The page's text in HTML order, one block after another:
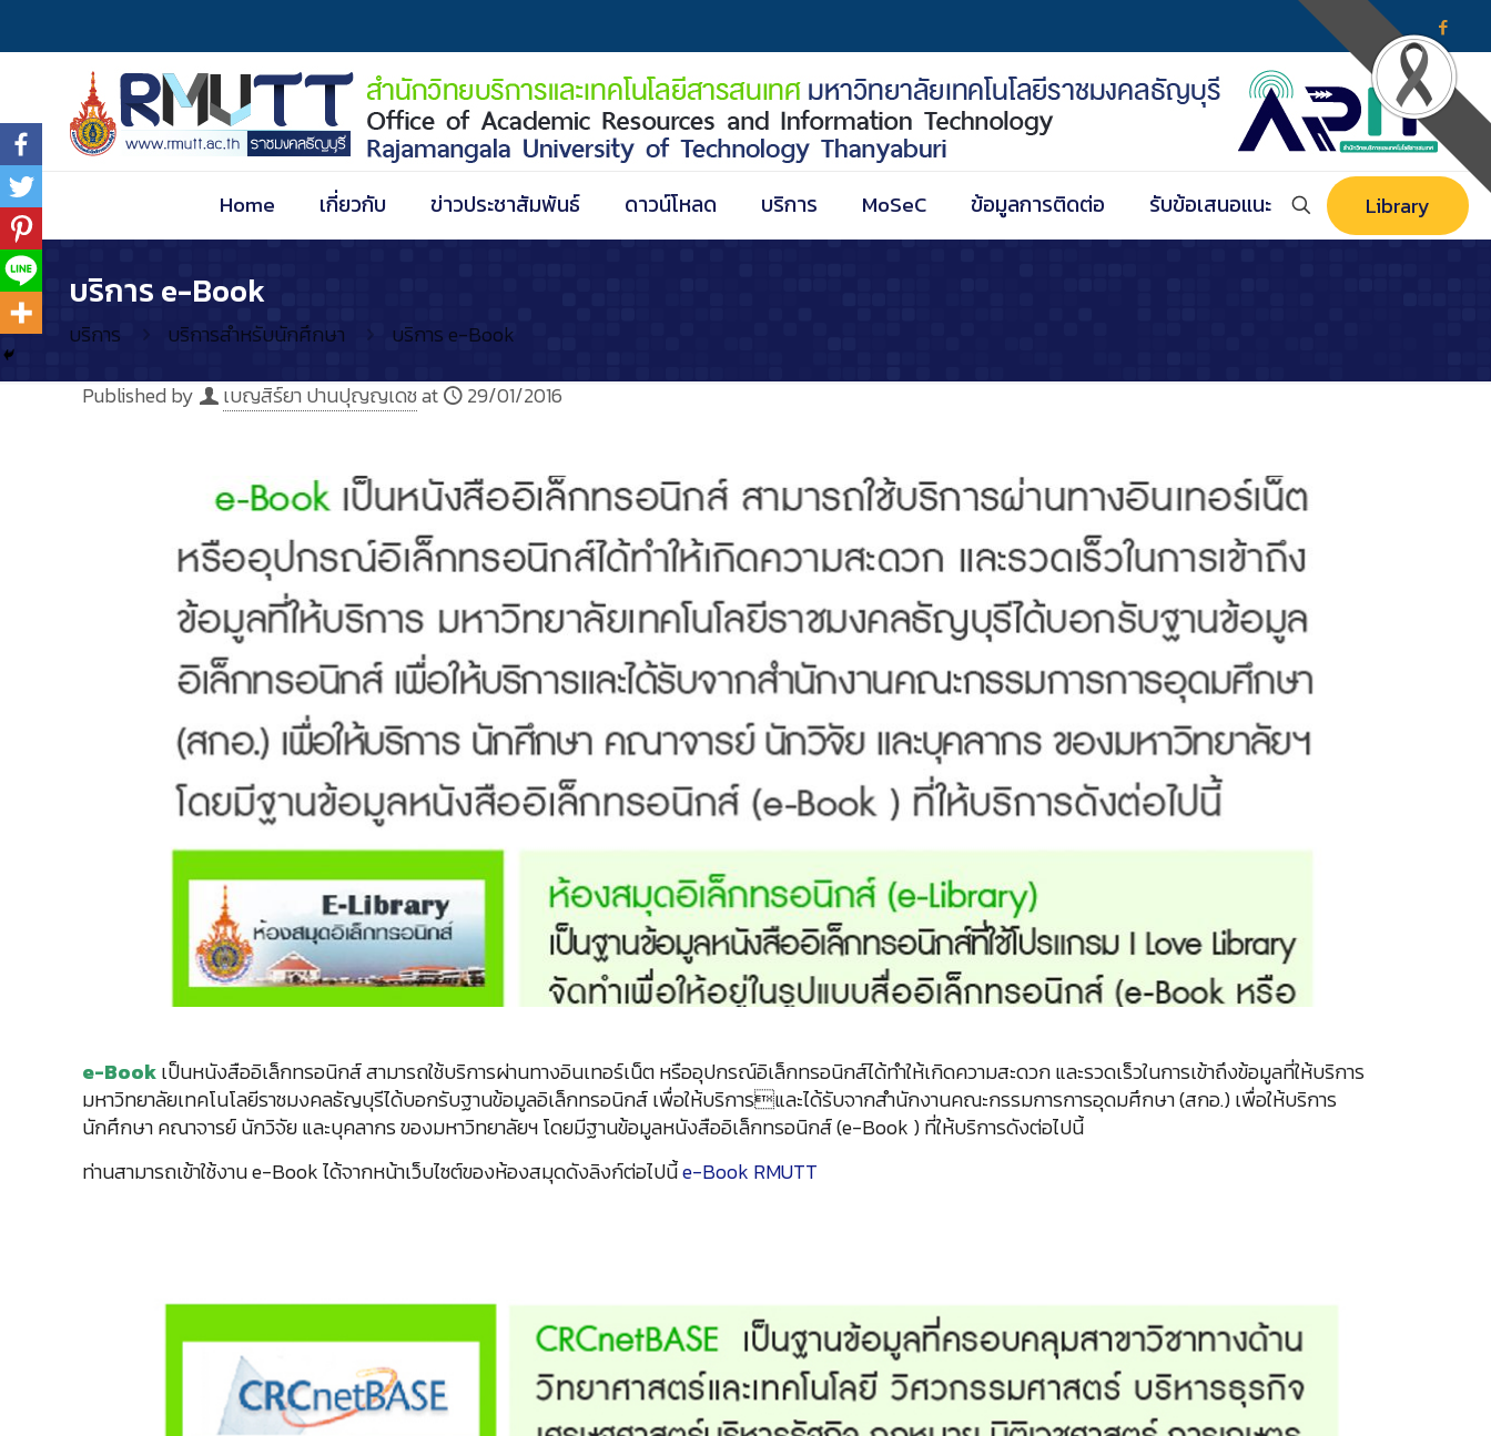
Home เกี่ยวกับ ข่าวประชาสัมพันธ์ ดาวน์โหลด บริการ MoSeC ข้อมูลการติดต่อ รับข้อเสนอแนะ Library
บริการ e-Book
บริการ บริการสำหรับนักศึกษา บริการ e-Book
Published by เบญสิร์ยา ปานปุญญเดชat 29/01/2016
e-Bookเป็นหนังสืออิเล็กทรอนิกส์ สามารถใช้บริการผ่านทางอินเทอร์เน็ต หรืออุปกรณ์อิเล็กทรอนิกส์ได้ทำให้เกิดความสะดวก และรวดเร็วในการเข้าถึงข้อมูลที่ให้บริการ
มหาวิทยาลัยเทคโนโลยีราชมงคลธัญบุรีได้บอกรับฐานข้อมูลอิเล็กทรอนิกส์ เพื่อให้บริการและได้รับจากสำนักงานคณะกรรมการการอุดมศึกษา (สกอ.) เพื่อให้บริการ
นักศึกษา คณาจารย์ นักวิจัย และบุคลากร ของมหาวิทยาลัยฯ โดยมีฐานข้อมูลหนังสืออิเล็กทรอนิกส์ (e-Book ) ที่ให้บริการดังต่อไปนี้
ท่านสามารถเข้าใช้งาน e-Book ได้จากหน้าเว็บไซต์ของห้องสมุดดังลิงก์ต่อไปนี้e-Book RMUTT